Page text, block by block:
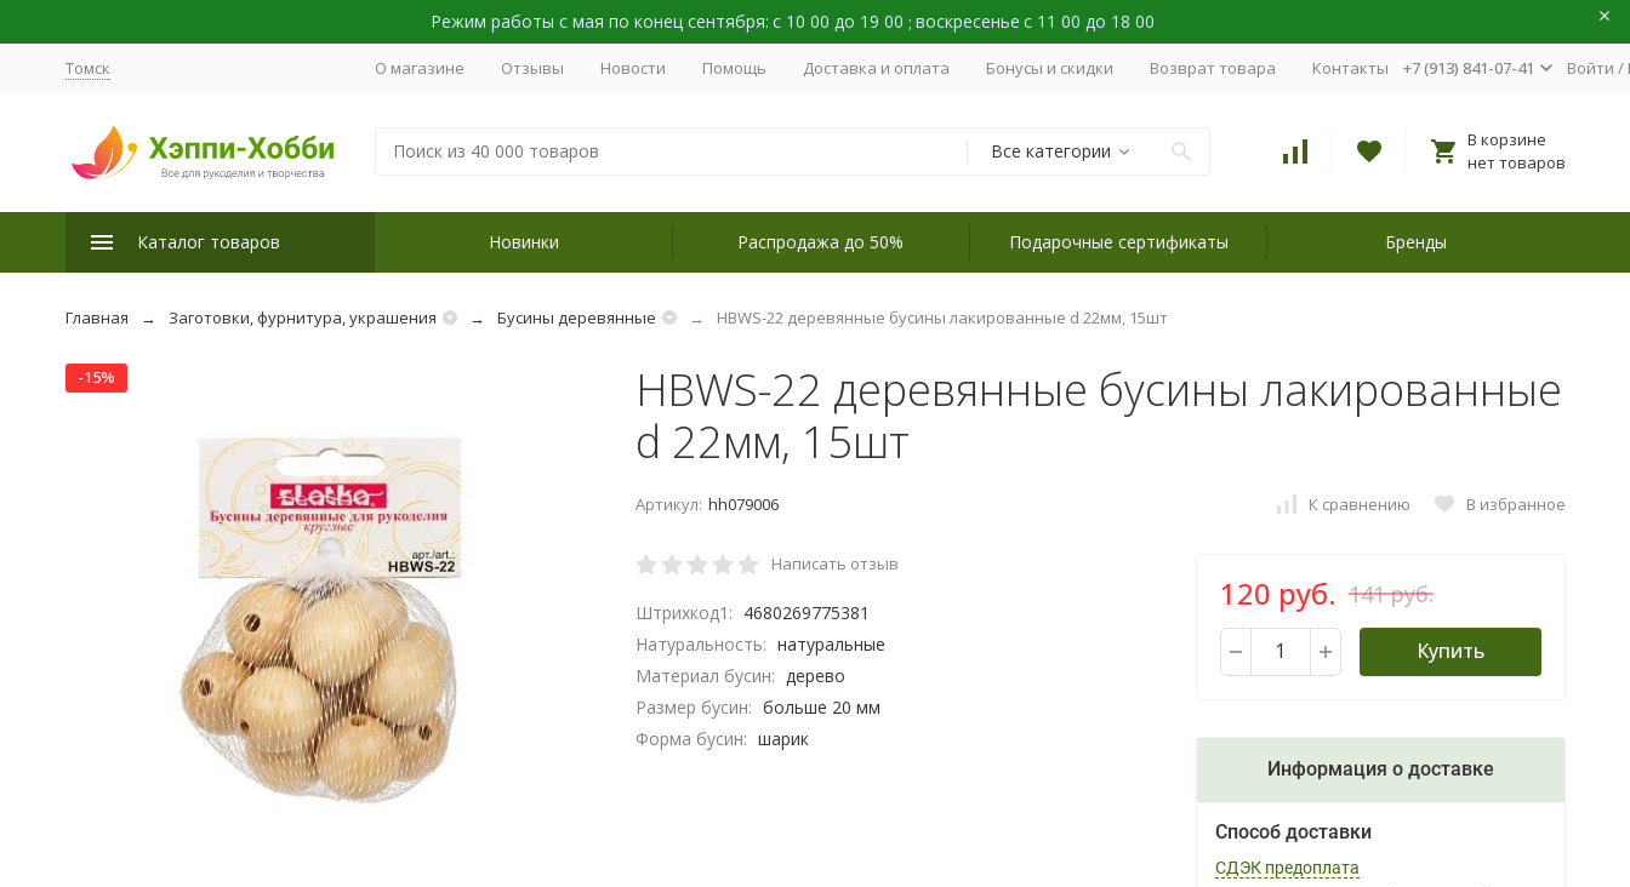
Режим работы с мая по конец сентября: с 10 00 до 19 00 ; воскресенье с 11 00 до 18 00
Томск О магазине Отзывы Новости Помощь Доставка и оплата Бонусы и скидки Возврат товара Контакты +7 (913) 841-07-41 Войти /
Все категории
В корзине
нет товаров
Каталог товаров Новинки Распродажа до 50% Подарочные сертификаты Бренды
Главная Заготовки, фурнитура, украшения Бусины деревянные HBWS-22 деревянные бусины лакированные d 22мм, 15шт
-15%
HBWS-22 деревянные бусины лакированные
d 22мм, 15шт
Артикул: hh079006 К сравнению В избранное
Написать отзыв
Штрихкод1: 4680269775381
Натуральность: натуральные
Материал бусин: дерево
Размер бусин: больше 20 мм
Форма бусин: шарик
120 руб. 141 руб.
Купить
Информация о доставке
Способ доставки
СДЭК предоплата